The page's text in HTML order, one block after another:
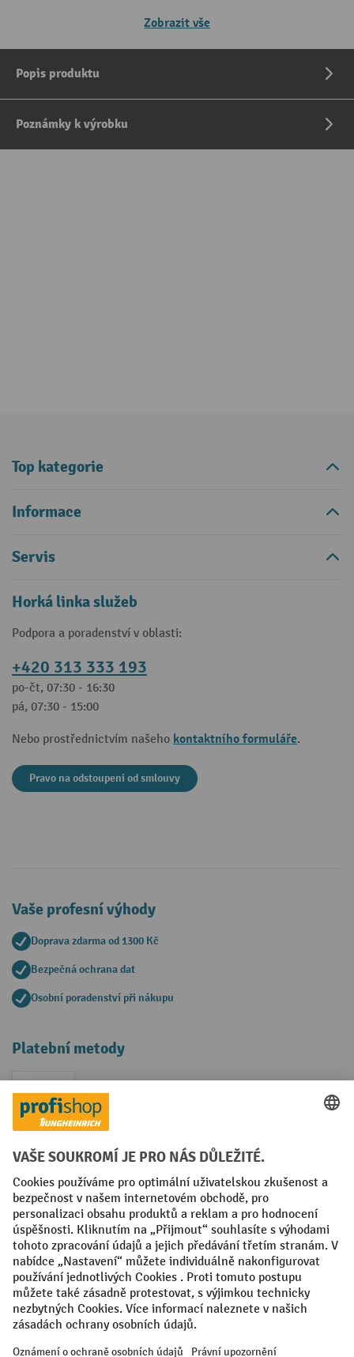
Zobrazit vše
Popis produktu
Poznámky k výrobku
Top kategorie
Informace
Servis
Horká linka služeb
Podpora a poradenství v oblasti:
+420 313 333 193
po-čt, 07:30 - 16:30
pá, 07:30 - 15:00
Nebo prostřednictvím našeho kontaktního formuláře.
Pravo na odstoupeni od smlouvy
Vaše profesní výhody
Doprava zdarma od 1300 Kč
Bezpečná ochrana dat
Osobní poradenství při nákupu
Platební metody
Faktura
Sociální sítě
Facebook
YouTubeLinkedIn
VODP Otisk
Prohlášení o ochraně osobních údajů
Nastavení ochrany osobních údajů